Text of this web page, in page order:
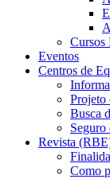
Cursos
Eventos
Centros de
Projeto
Busca
Revista
Como